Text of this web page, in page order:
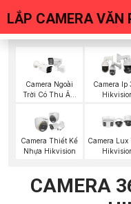
LẮP CAMERA VĂN
Camera Ngoài
Trời Có Thu Âm
Camera Ip
Camera Thiết Kế
Nhựa Hikvision
Camera Lux
CAMERA